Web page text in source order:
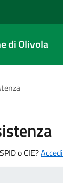
di Olivola
o CIE?Accedi